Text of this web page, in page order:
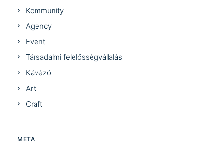
Kommunity
Agency
Event
Társadalmi felelősségvállalás
Kávézó
Art
Craft
META